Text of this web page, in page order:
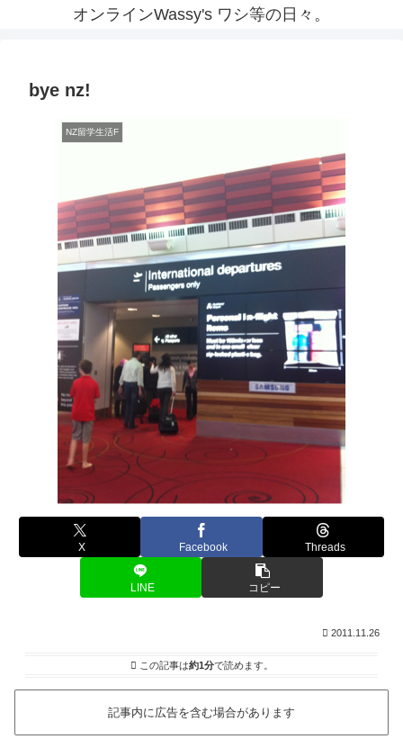
オンラインWassy's ワシ等の日々。
bye nz!
NZ留学生活F
X Facebook Threads
LINE コピー
2011.11.26
この記事は約1分で読めます。
記事内に広告を含む場合があります